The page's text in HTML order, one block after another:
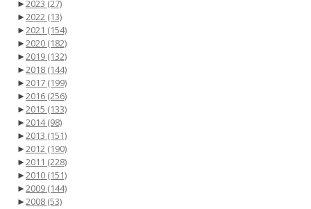
►2023 (27)
►2022 (13)
►2021 (154)
►2020 (182)
►2019 (132)
►2018 (144)
►2017 (199)
►2016 (256)
►2015 (133)
►2014(98)
►2013 (151)
►2012 (190)
►2011 (228)
►2010 (151)
►2009 (144)
►2008 (53)